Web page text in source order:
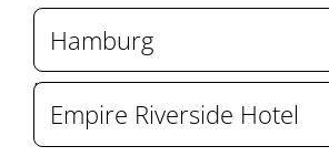
Ort:
Location: